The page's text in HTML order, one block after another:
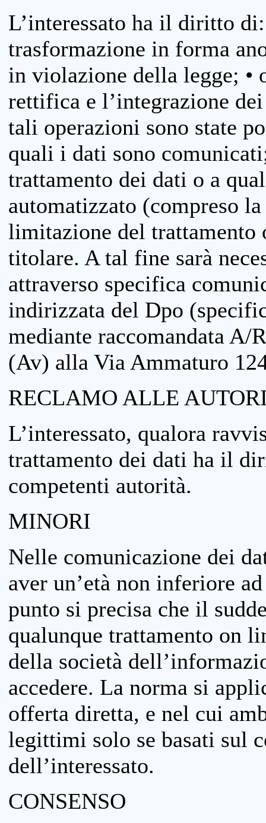
L’interessato ha il diritto
trasformazione in forma
in violazione della legge; •
rettifica e l’integrazione
tali operazioni sono state
quali i dati sono
trattamento dei dati o a
automatizzato (compreso
limitazione del trattamento
titolare. A tal fine sarà
attraverso specifica
indirizzata del Dpo
mediante raccomandata
(Av) alla Via Ammaturo
RECLAMO ALLE
L’interessato, qualora
trattamento dei dati ha il
competenti autorità.
MINORI
Nelle comunicazione dei
aver un’età non inferiore
punto si precisa che il
qualunque trattamento on
della società
accedere. La norma si
offerta diretta, e nel cui
legittimi solo se basati sul
dell’interessato.
CONSENSO